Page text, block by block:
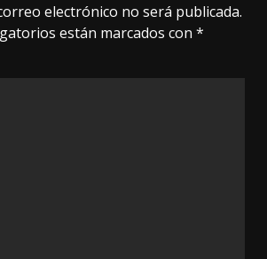
electrónico no será publicada.
están marcados con *